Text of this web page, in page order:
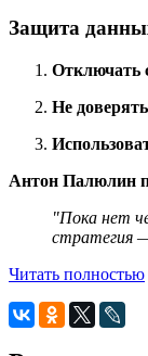
Защита
Отключать
Не
Антон Палюлин
"Пока нет
стратегия
Читать полностью